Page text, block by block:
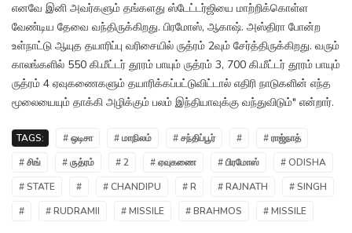
எனவே இனி அவர்களும் தங்களது ஸ்டேட்டர்ஜியை மாற்றிக்கொள்ள
வேண்டிய தேவை வந்திருக்கிறது. பிரமோஸ், ஆகாஷ். அஸ்திரா போன்ற
உள்நாட்டு ஆயுத தயாரிப்பு வரிசையில் ருத்ரம் 2வும் சேர்த்திருக்கிறது. வரும்
காலங்களில் 550 கி.மீட்டர் தூரம் பாயும் ருத்ரம் 3, 700 கி.மீட்டர் தூரம் பாயும்
ருத்ரம் 4 ஏவுகணைகளும் தயாரிக்கப்பட்டுவிட்டால் எதிரி நாடுகளின் எந்த
மூலையையும் தாக்கி அழிக்கும் பலம் இந்தியாவுக்கு வந்துவிடும்" என்றார்.
TAGS: # ஒடிசா # மாநிலம் # சந்திப்பூர் #
# ராஜ்நாத்
# சிங்
# ருத்ரம் # 2 # ஏவுகணை # பிரமோஸ்
# ODISHA
# STATE
# # CHANDIPU # R # RAJNATH
# SINGH
#
# RUDRAMII # MISSILE # BRAHMOS # MISSILE